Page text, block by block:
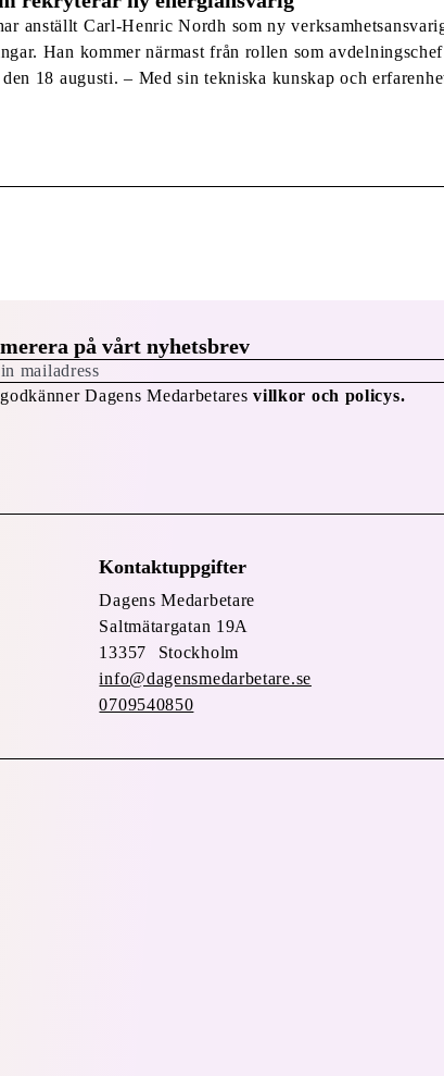
anställt Carl-Henric Nordh som ny
Han kommer närmast från rollen som
18 augusti. – Med sin tekniska kunskap och
på vårt nyhetsbrev
Dagens Medarbetaresvillkor och policys.
Kontaktuppgifter
Dagens Medarbetare
Saltmätargatan 19A
13357 Stockholm
info@dagensmedarbetare.se
0709540850